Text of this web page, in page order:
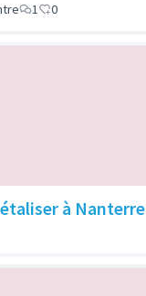
1 0
à Nanterre